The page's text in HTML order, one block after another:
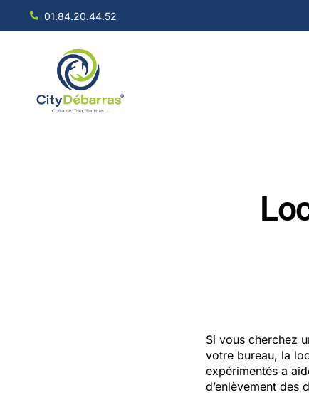
01.84.20.44.52
Si vous cherchez
votre bureau, la
expérimentés a
d’enlèvement des